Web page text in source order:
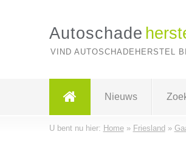
Autoschade
VIND AUTOSCHADEHERSTEL
Nieuws
U bent nu hier: Home» Friesland »